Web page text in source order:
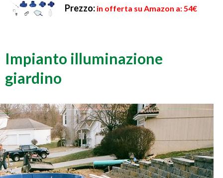
Prezzo: in offerta su Amazon a: 54€
Impianto illuminazione
giardino